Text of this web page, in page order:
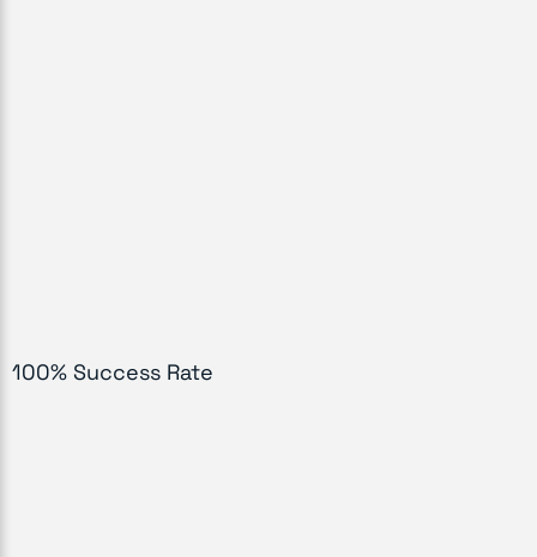
100% Success Rate